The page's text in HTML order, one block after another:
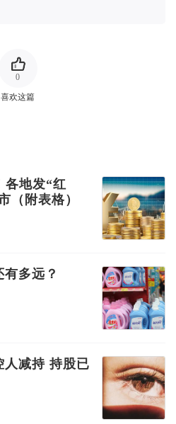
喜欢这篇
0
各地发“红
（附表格）
多远？
人减持 持股已